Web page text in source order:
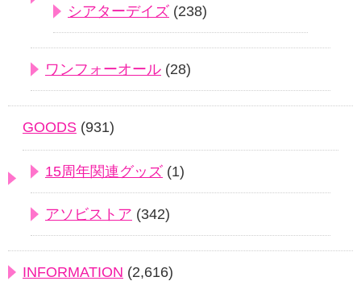
シアターデイズ (238)
ワンフォーオール (28)
GOODS (931)
15周年関連グッズ (1)
アソビストア (342)
INFORMATION (2,616)